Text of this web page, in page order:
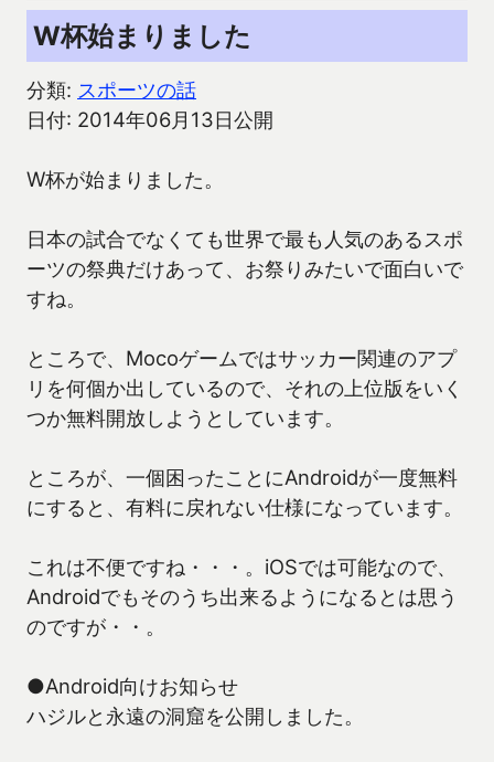
W杯始まりました
分類: スポーツの話
日付: 2014年06月13日公開
W杯が始まりました。
日本の試合でなくても世界で最も人気のあるスポ
ーツの祭典だけあって、お祭りみたいで面白いで
すね。
ところで、Mocoゲームではサッカー関連のアプ
リを何個か出しているので、それの上位版をいく
つか無料開放しようとしています。
ところが、一個困ったことにAndroidが一度無料
にすると、有料に戻れない仕様になっています。
これは不便ですね・・・。iOSでは可能なので、
Androidでもそのうち出来るようになるとは思う
のですが・・。
●Android向けお知らせ
ハジルと永遠の洞窟を公開しました。